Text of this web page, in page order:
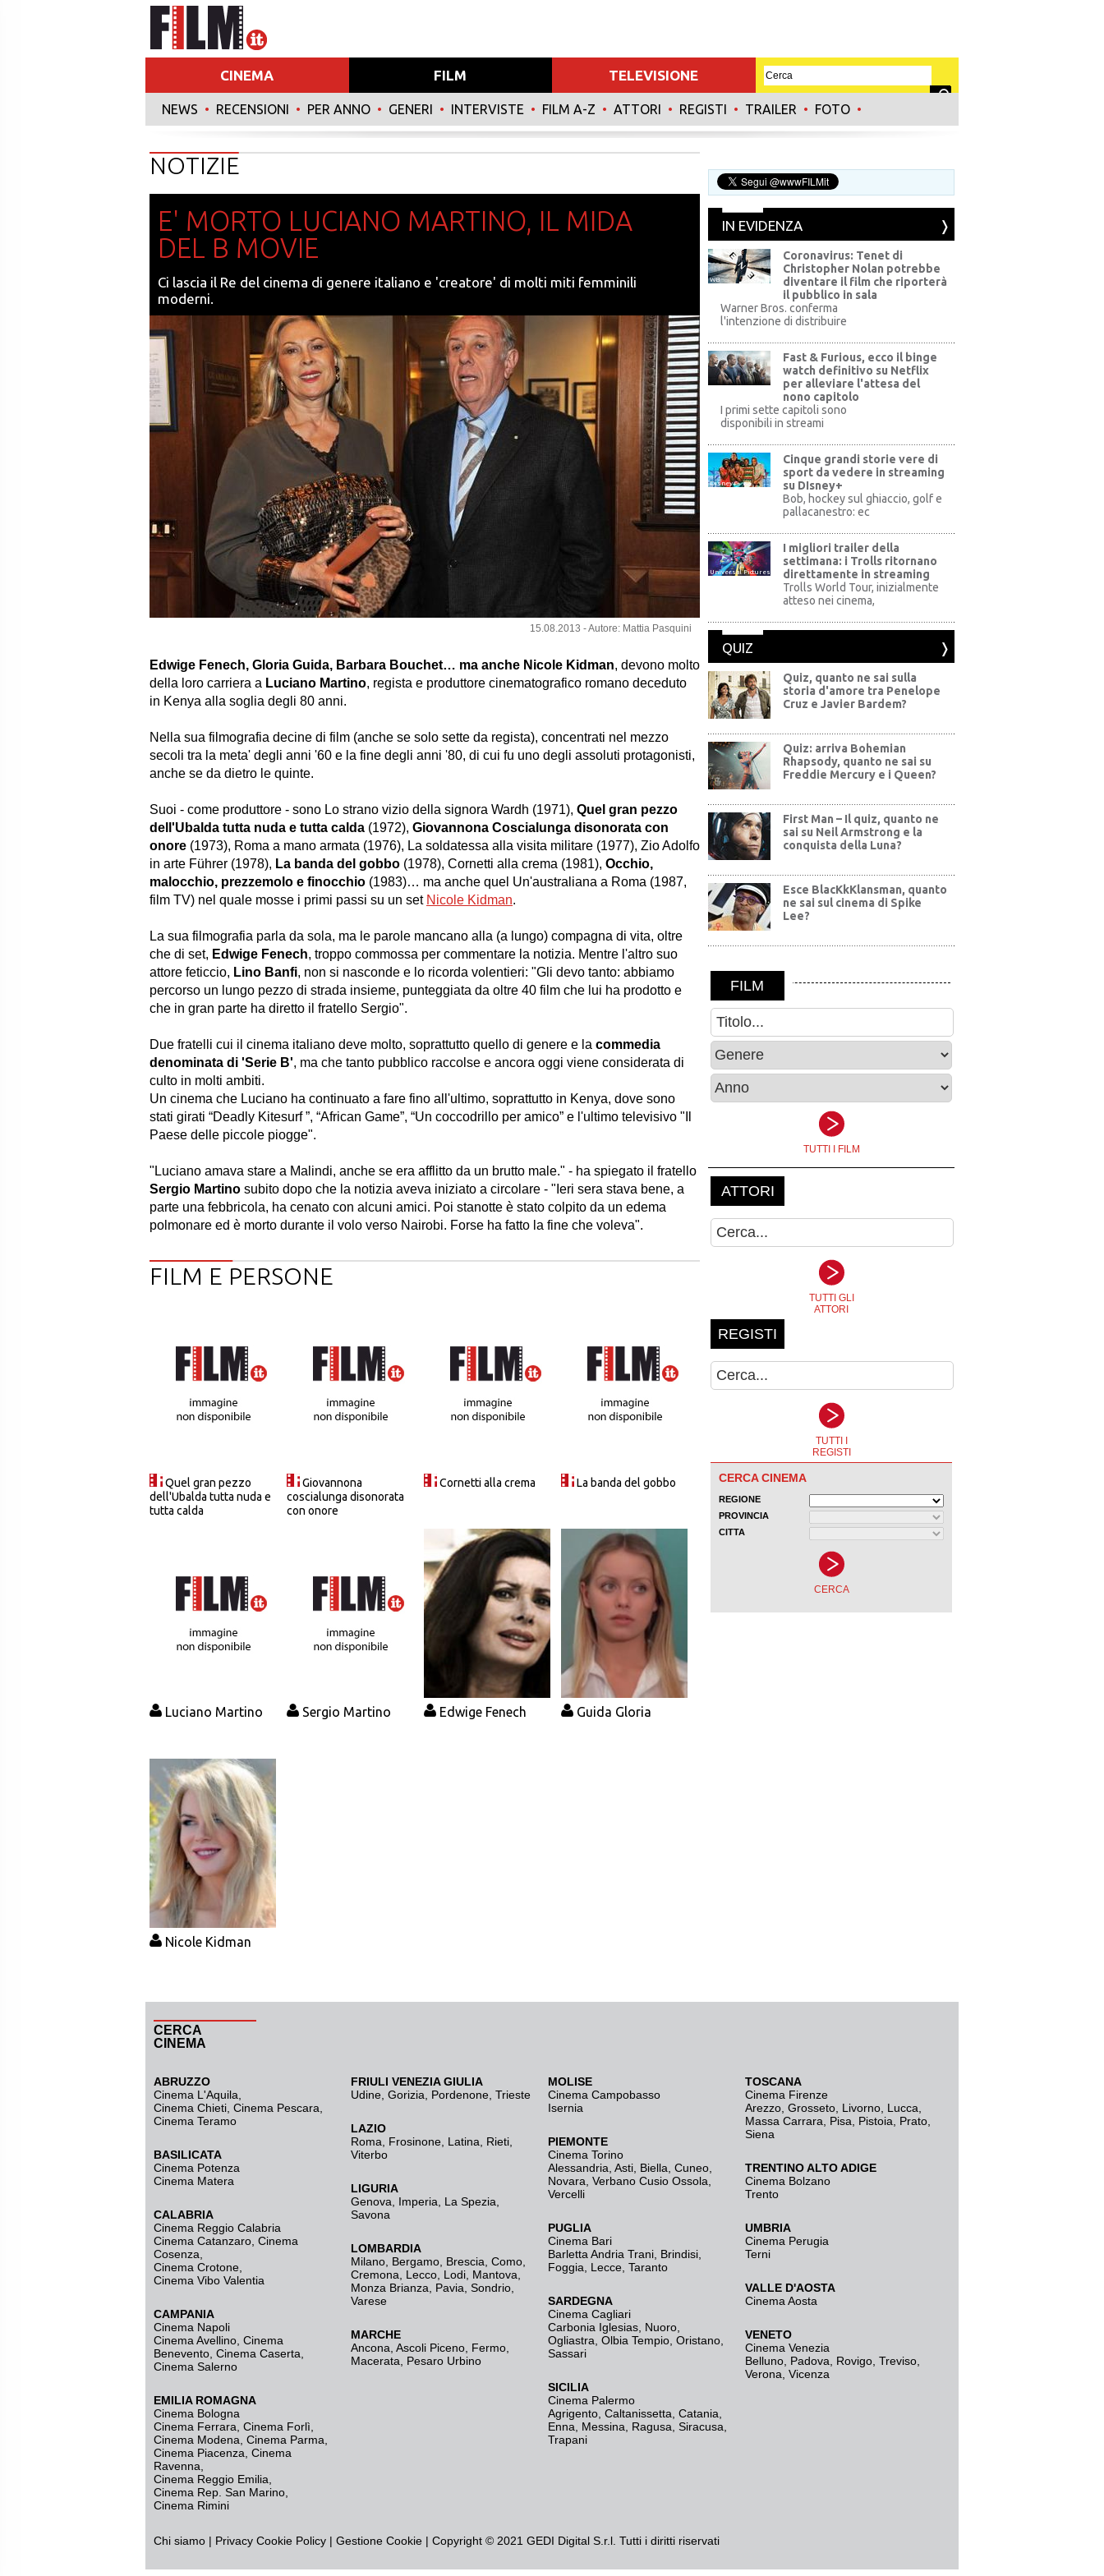
CINEMA FILM TELEVISIONE
NEWS • RECENSIONI • PER ANNO • GENERI • INTERVISTE • FILM A-Z • ATTORI • REGISTI • TRAILER • FOTO •
NOTIZIE
E' MORTO LUCIANO MARTINO, IL MIDA
DEL B MOVIE
Ci lascia il Re del cinema di genere italiano e 'creatore' di molti miti femminili
moderni.
15.08.2013 - Autore: Mattia Pasquini
Edwige Fenech, Gloria Guida, Barbara Bouchet… ma anche Nicole Kidman, devono molto
della loro carriera a Luciano Martino, regista e produttore cinematografico romano deceduto
in Kenya alla soglia degli 80 anni.
Nella sua filmografia decine di film (anche se solo sette da regista), concentrati nel mezzo
secoli tra la meta' degli anni '60 e la fine degli anni '80, di cui fu uno degli assoluti protagonisti,
anche se da dietro le quinte.
Suoi - come produttore - sono Lo strano vizio della signora Wardh (1971), Quel gran pezzo
dell'Ubalda tutta nuda e tutta calda (1972), Giovannona Coscialunga disonorata con
onore (1973), Roma a mano armata (1976), La soldatessa alla visita militare (1977), Zio Adolfo
in arte Führer (1978), La banda del gobbo (1978), Cornetti alla crema (1981), Occhio,
malocchio, prezzemolo e finocchio (1983)… ma anche quel Un'australiana a Roma (1987,
film TV) nel quale mosse i primi passi su un set Nicole Kidman.
La sua filmografia parla da sola, ma le parole mancano alla (a lungo) compagna di vita, oltre
che di set, Edwige Fenech, troppo commossa per commentare la notizia. Mentre l'altro suo
attore feticcio, Lino Banfi, non si nasconde e lo ricorda volentieri: "Gli devo tanto: abbiamo
percorso un lungo pezzo di strada insieme, punteggiata da oltre 40 film che lui ha prodotto e
che in gran parte ha diretto il fratello Sergio".
Due fratelli cui il cinema italiano deve molto, soprattutto quello di genere e la commedia
denominata di 'Serie B', ma che tanto pubblico raccolse e ancora oggi viene considerata di
culto in molti ambiti.
Un cinema che Luciano ha continuato a fare fino all'ultimo, soprattutto in Kenya, dove sono
stati girati “Deadly Kitesurf ”, “African Game”, “Un coccodrillo per amico” e l'ultimo televisivo "Il
Paese delle piccole piogge".
"Luciano amava stare a Malindi, anche se era afflitto da un brutto male." - ha spiegato il fratello
Sergio Martino subito dopo che la notizia aveva iniziato a circolare - "Ieri sera stava bene, a
parte una febbricola, ha cenato con alcuni amici. Poi stanotte è stato colpito da un edema
polmonare ed è morto durante il volo verso Nairobi. Forse ha fatto la fine che voleva".
FILM E PERSONE
Quel gran pezzo
dell'Ubalda tutta nuda e
tutta calda
Giovannona
coscialunga disonorata
con onore
Cornetti alla crema La banda del gobbo
Luciano Martino Sergio Martino Edwige Fenech Guida Gloria
Nicole Kidman
IN EVIDENZA
WB
Coronavirus: Tenet di
Christopher Nolan potrebbe
diventare il film che riporterà
il pubblico in sala
Warner Bros. conferma
l'intenzione di distribuire
Fast & Furious, ecco il binge
watch definitivo su Netflix
per alleviare l'attesa del
nono capitolo
I primi sette capitoli sono
disponibili in streami
Disney+
Cinque grandi storie vere di
sport da vedere in streaming
su DIsney+
Bob, hockey sul ghiaccio, golf e
pallacanestro: ec
Universal Pictures
I migliori trailer della
settimana: i Trolls ritornano
direttamente in streaming
Trolls World Tour, inizialmente
atteso nei cinema,
QUIZ
Quiz, quanto ne sai sulla
storia d'amore tra Penelope
Cruz e Javier Bardem?
Quiz: arriva Bohemian
Rhapsody, quanto ne sai su
Freddie Mercury e i Queen?
First Man – Il quiz, quanto ne
sai su Neil Armstrong e la
conquista della Luna?
Esce BlacKkKlansman, quanto
ne sai sul cinema di Spike
Lee?
CERCA
CINEMA
ABRUZZO
Cinema L'Aquila
Cinema Chieti, Cinema Pescara,
Cinema Teramo
BASILICATA
Cinema Potenza
Cinema Matera
CALABRIA
Cinema Reggio Calabria
Cinema Catanzaro Cinema
Cosenza
Cinema Crotone
Cinema Vibo Valentia
CAMPANIA
Cinema Napoli
Cinema Avellino Cinema
Benevento Cinema Caserta
Cinema Salerno
EMILIA ROMAGNA
Cinema Bologna
Cinema Ferrara Cinema Forlì
Cinema Modena Cinema Parma
Cinema Piacenza Cinema
Ravenna
Cinema Reggio Emilia
Cinema Rep. San Marino
Cinema Rimini
FRIULI VENEZIA GIULIA
Udine Gorizia Pordenone Trieste
LAZIO
Roma
Frosinone Latina Rieti
Viterbo
LIGURIA
Genova
Imperia La Spezia
Savona
LOMBARDIA
Milano Bergamo Brescia, Como
Cremona
Lecco Lodi Mantova
Monza Brianza
Pavia Sondrio
Varese
MARCHE
Ancona Ascoli Piceno Fermo
Macerata
Pesaro Urbino
MOLISE
Cinema Campobasso
Isernia
PIEMONTE
Cinema Torino
Alessandria Asti Biella Cuneo
Novara Verbano Cusio Ossola
Vercelli
PUGLIA
Cinema Bari
Barletta Andria Trani Brindisi
Foggia
Lecce Taranto
SARDEGNA
Cinema Cagliari
Carbonia Iglesias Nuoro
Ogliastra Olbia Tempio Oristano
Sassari
SICILIA
Cinema Palermo
Agrigento Caltanissetta Catania
Enna
Messina Ragusa Siracusa
Trapani
TOSCANA
Cinema Firenze
Arezzo Grosseto Livorno Lucca
Massa Carrara
Pisa Pistoia Prato
Siena
TRENTINO ALTO ADIGE
Cinema Bolzano
Trento
UMBRIA
Cinema Perugia
Terni
VALLE D'AOSTA
Cinema Aosta
VENETO
Cinema Venezia
Belluno Padova Rovigo Treviso
Verona Vicenza
Chi siamo | Privacy Cookie Policy | Gestione Cookie | Copyright © 2021 GEDI Digital S.r.l. Tutti i diritti riservati